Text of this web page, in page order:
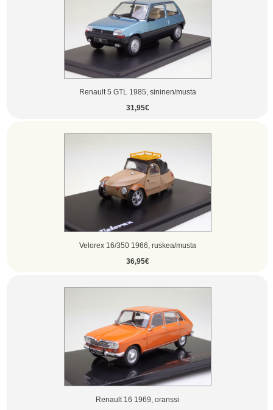
Renault 5 GTL 1985, sininen/musta
31,95€
Velorex 16/350 1966, ruskea/musta
36,95€
Renault 16 1969, oranssi